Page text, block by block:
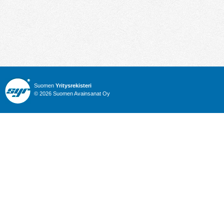
Suomen Yritysrekisteri
© 2026 Suomen Avainsanat Oy